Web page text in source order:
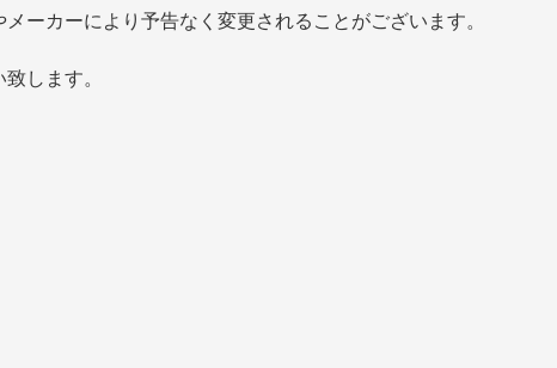
ーカーにより予告なく変更されることがございます。
します。